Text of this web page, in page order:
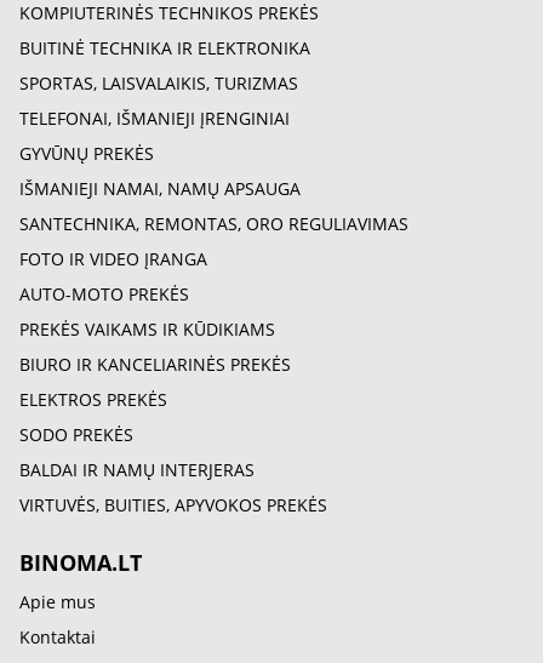
KOMPIUTERINĖS TECHNIKOS PREKĖS
BUITINĖ TECHNIKA IR ELEKTRONIKA
SPORTAS, LAISVALAIKIS, TURIZMAS
TELEFONAI, IŠMANIEJI ĮRENGINIAI
GYVŪNŲ PREKĖS
IŠMANIEJI NAMAI, NAMŲ APSAUGA
SANTECHNIKA, REMONTAS, ORO REGULIAVIMAS
FOTO IR VIDEO ĮRANGA
AUTO-MOTO PREKĖS
PREKĖS VAIKAMS IR KŪDIKIAMS
BIURO IR KANCELIARINĖS PREKĖS
ELEKTROS PREKĖS
SODO PREKĖS
BALDAI IR NAMŲ INTERJERAS
VIRTUVĖS, BUITIES, APYVOKOS PREKĖS
BINOMA.LT
Apie mus
Kontaktai